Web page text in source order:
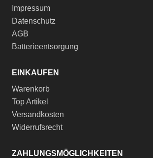
Impressum
Datenschutz
AGB
Batterieentsorgung
EINKAUFEN
Warenkorb
Top Artikel
Versandkosten
Widerrufsrecht
ZAHLUNGSMÖGLICHKEITEN